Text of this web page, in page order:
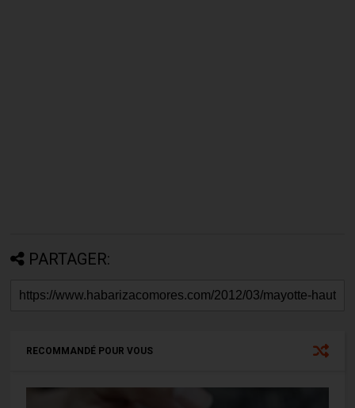
PARTAGER:
RECOMMANDÉ POUR VOUS